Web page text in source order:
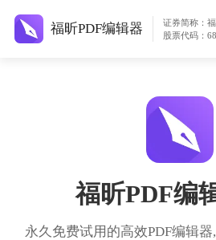
福昕PDF编辑器
证券简称：
股票代码：
福昕PDF编
永久免费试用的高效PDF编辑器